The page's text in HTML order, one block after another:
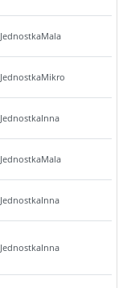
JednostkaMala
JednostkaMikro
JednostkaInna
JednostkaMala
JednostkaInna
JednostkaInna